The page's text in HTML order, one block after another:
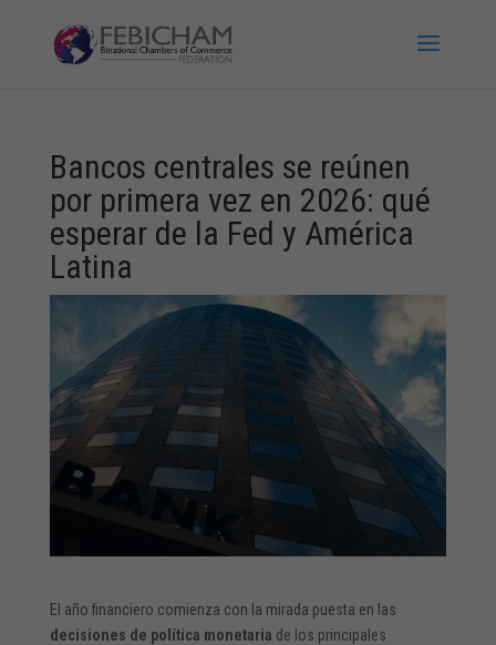
Bancos centrales se reúnen
por primera vez en 2026: qué
esperar de la Fed y América
Latina
El año financiero comienza con la mirada puesta en las
decisiones de política monetaria de los principales